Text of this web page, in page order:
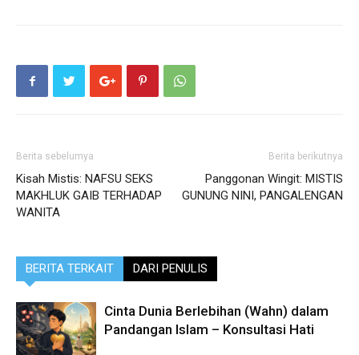
Berita sebelumya
Kisah Mistis: NAFSU SEKS
MAKHLUK GAIB TERHADAP
WANITA
Berita berikutnya
Panggonan Wingit: MISTIS
GUNUNG NINI, PANGALENGAN
BERITA TERKAIT DARI PENULIS
Cinta Dunia Berlebihan (Wahn) dalam
Pandangan Islam – Konsultasi Hati